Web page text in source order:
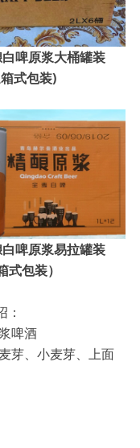
啤原浆大桶罐装
箱式包装)
啤原浆易拉罐装
式包装）
啤酒
芽、小麦芽、上面